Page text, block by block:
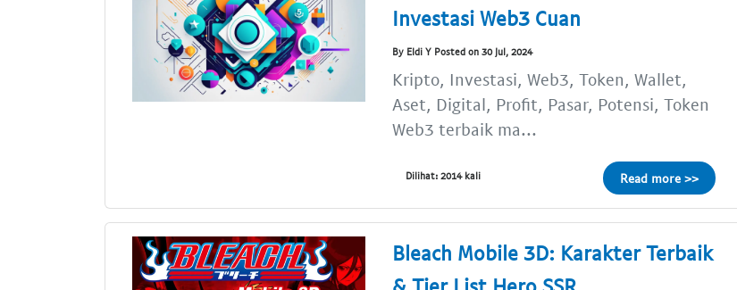
Investasi Web3 Cuan
By Eldi Y Posted on 30 Jul, 2024
Kripto, Investasi, Web3, Token, Wallet,
Aset, Digital, Profit, Pasar, Potensi, Token
Web3 terbaik ma...
Dilihat: 2014 kali Read more >>
Bleach Mobile 3D: Karakter Terbaik